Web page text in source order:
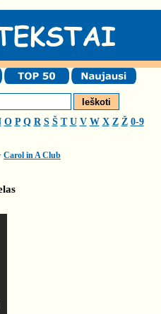
O P Q R S Š T U V W X Z Ž 0-9
Carol in A Club